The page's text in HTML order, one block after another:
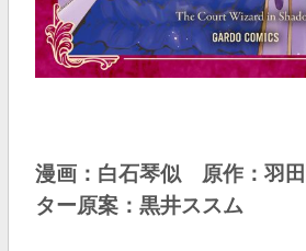
漫画：白石琴似 原作：羽
ター原案：黒井ススム